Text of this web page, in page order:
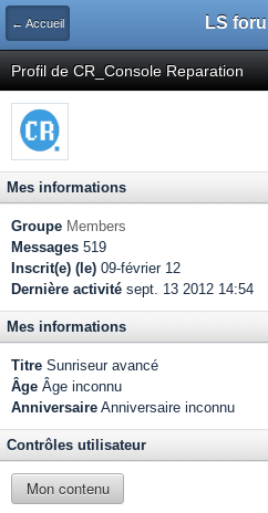
← Accueil LS
Profil de CR_Console Reparation
Mes informations
Groupe Members
Messages 519
Inscrit(e) (le) 09-février 12
Dernière activité sept. 13 2012 14:54
Mes informations
Titre Sunriseur avancé
Âge Âge inconnu
Anniversaire Anniversaire inconnu
Contrôles utilisateur
Mon contenu